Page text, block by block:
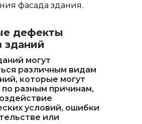
фасада здания.
дефекты
зданий
могут
различным видам
которые могут
по разным причинам,
условий, ошибки
или